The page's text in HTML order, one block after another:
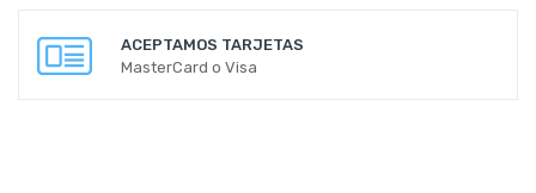
ACEPTAMOS TARJETAS
MasterCard o Visa